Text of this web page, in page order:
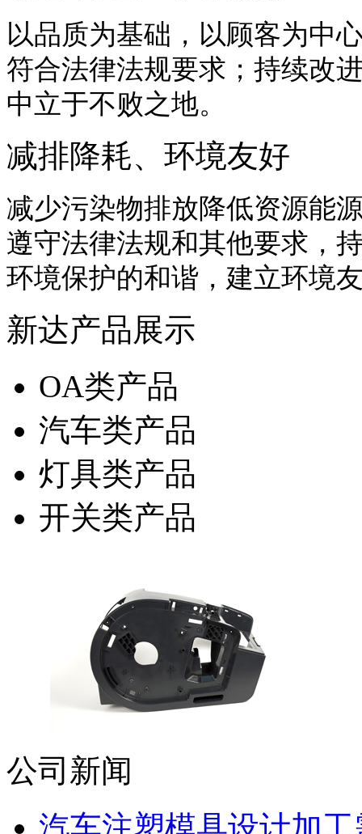
以品质为基础，以顾客为中
符合法律法规要求；持续改
中立于不败之地。
减排降耗、环境友好
减少污染物排放降低资源能
遵守法律法规和其他要求，
环境保护的和谐，建立环境
新达产品展示
OA类产品
汽车类产品
灯具类产品
开关类产品
公司新闻
汽车注塑模具设计加